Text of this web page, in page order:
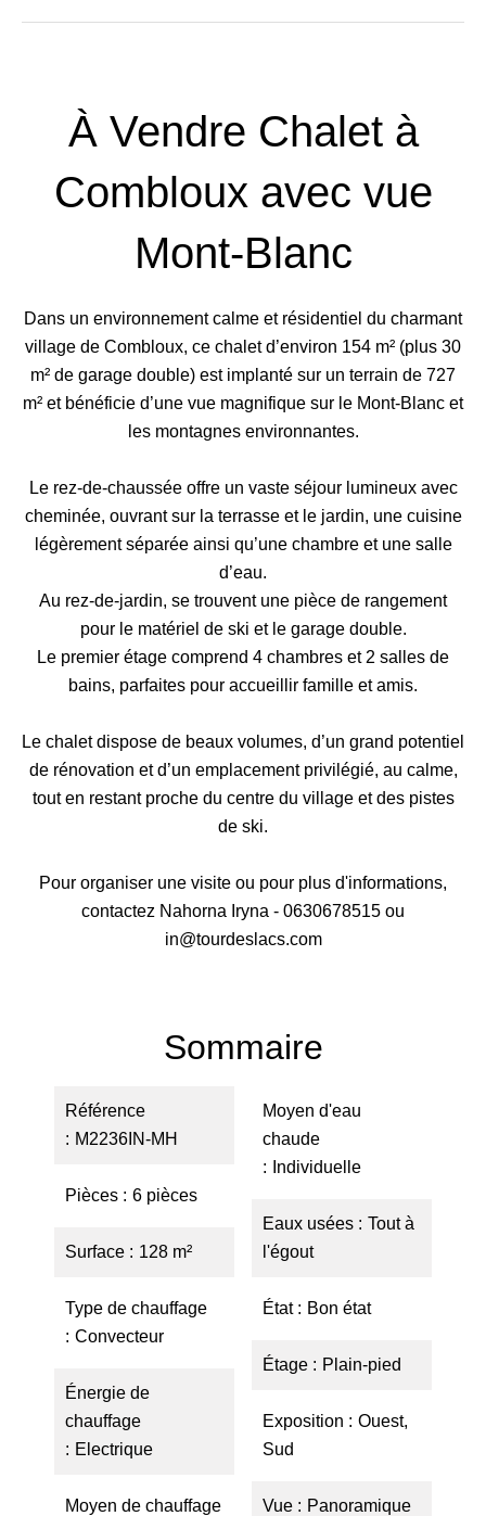
À Vendre Chalet à
Combloux avec vue
Mont-Blanc
Dans un environnement calme et résidentiel du charmant
village de Combloux, ce chalet d’environ 154 m² (plus 30
m² de garage double) est implanté sur un terrain de 727
m² et bénéficie d’une vue magnifique sur le Mont-Blanc et
les montagnes environnantes.
Le rez-de-chaussée offre un vaste séjour lumineux avec
cheminée, ouvrant sur la terrasse et le jardin, une cuisine
légèrement séparée ainsi qu’une chambre et une salle
d’eau.
Au rez-de-jardin, se trouvent une pièce de rangement
pour le matériel de ski et le garage double.
Le premier étage comprend 4 chambres et 2 salles de
bains, parfaites pour accueillir famille et amis.
Le chalet dispose de beaux volumes, d’un grand potentiel
de rénovation et d’un emplacement privilégié, au calme,
tout en restant proche du centre du village et des pistes
de ski.
Pour organiser une visite ou pour plus d'informations,
contactez Nahorna Iryna - 0630678515 ou
in@tourdeslacs.com
Sommaire
Référence
M2236IN-MH
Pièces 6 pièces
Surface 128 m²
Type de chauffage
Convecteur
Énergie de
chauffage
Electrique
Moyen de chauffage
Moyen d'eau
chaude
Individuelle
Eaux usées
Tout à
l'égout
État Bon état
Étage Plain-pied
Exposition
Ouest,
Sud
Vue Panoramique